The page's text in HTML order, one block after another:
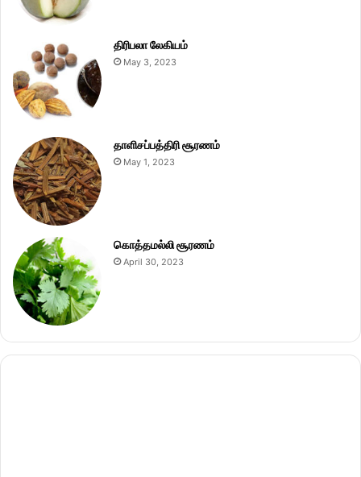
திரிபலா லேகியம்
May 3, 2023
தாளிசப்பத்திரி சூரணம்
May 1, 2023
கொத்தமல்லி சூரணம்
April 30, 2023